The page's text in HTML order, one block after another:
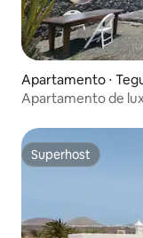
Apartamento ⋅
Apartamento de
Superhost
Superhost